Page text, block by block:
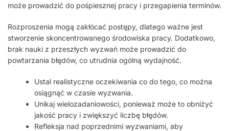
może prowadzić do pośpiesznej pracy i przegapienia terminów.
Rozproszenia mogą zakłócać postępy, dlatego ważne jest
stworzenie skoncentrowanego środowiska pracy. Dodatkowo,
brak nauki z przeszłych wyzwań może prowadzić do
powtarzania błędów, co utrudnia ogólną wydajność.
Ustal realistyczne oczekiwania co do tego, co można
osiągnąć w czasie wyzwania.
Unikaj wielozadaniowości, ponieważ może to obniżyć
jakość pracy i zwiększyć liczbę błędów.
Refleksja nad poprzednimi wyzwaniami, aby